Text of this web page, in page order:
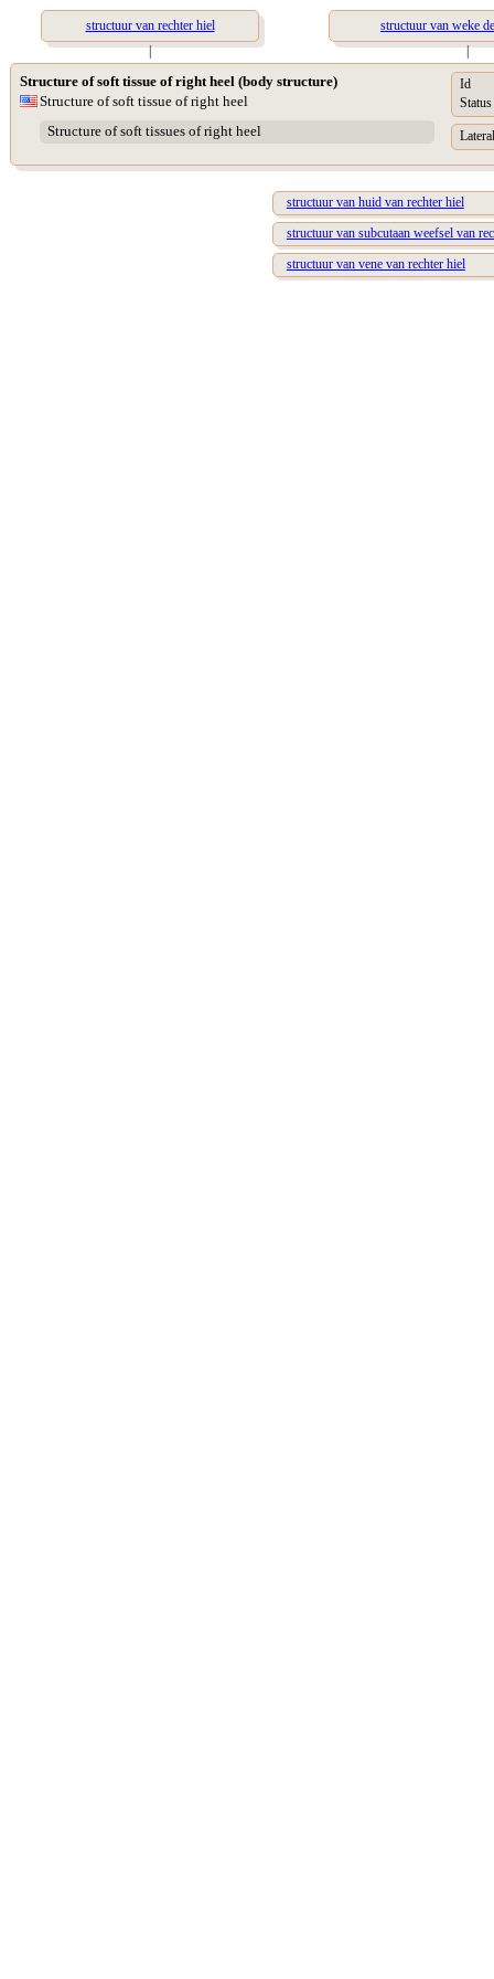
structuur van rechter hiel
structuur van weke
|
|
Structure of soft tissue of right heel (body structure)
Structure of soft tissue of right heel
Structure of soft tissues of right heel
Id
Status
structuur van huid van rechter hiel
structuur van subcutaan weefsel van
structuur van vene van rechter hiel